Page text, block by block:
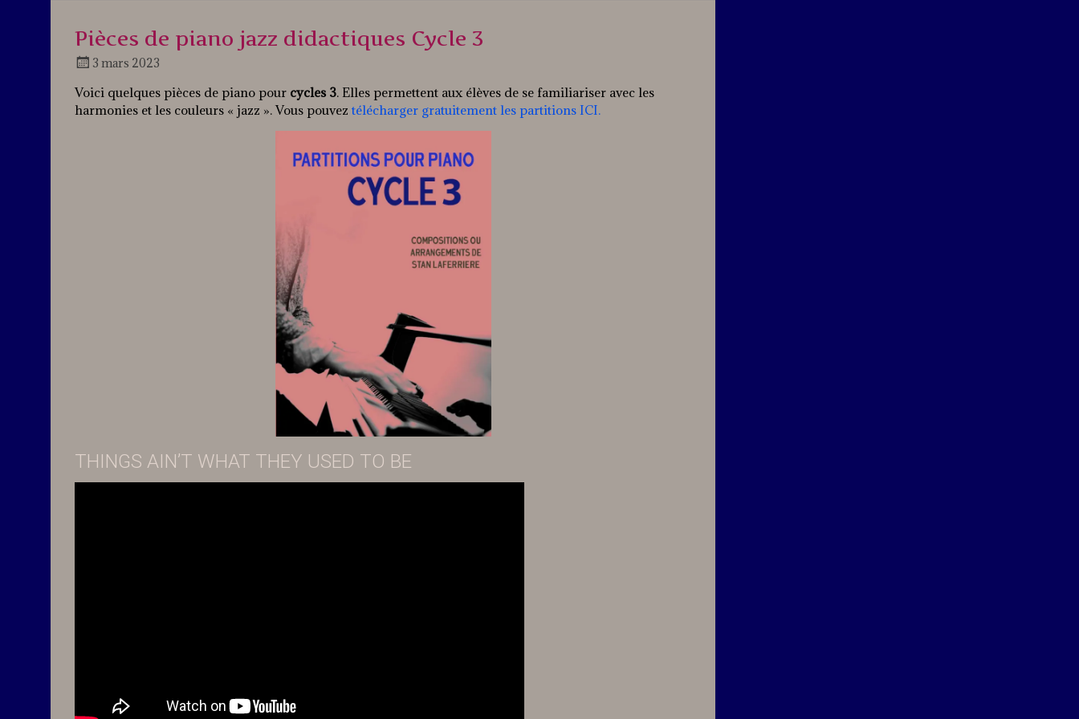
Pièces de piano jazz didactiques Cycle 3
3 mars 2023
Jazz
Voici quelques pièces de piano pour cycles 3. Elles permettent aux élèves de se familiariser avec les
harmonies et les couleurs « jazz ». Vous pouvez télécharger gratuitement les partitions ICI.
THINGS AIN’T WHAT THEY USED TO BE